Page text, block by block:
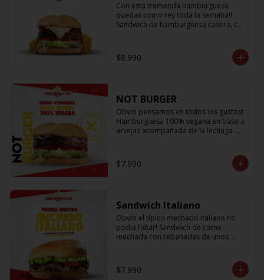
Con esta tremenda hamburguesa
quedas como rey toda la semana!!
Sandwich de hamburguesa casera, con
queso fundido, crujientes papitas hilo
y salsa king... Uff es pero ¡E-X-Q-U-I-S-I-
$8.990
NOT BURGER
Obvio pensamos en todos los gustos!
Hamburguesa 100% vegana en base a
arvejas acompañada de la lechuga
toque crujiente y Not Mayo
$7.990
Sandwich Italiano
Obvio el típico mechado italiano no
podia faltar! Sandwich de carne
mechada con rebanadas de unos
que probaras y para darle el toque
una sutil salsa king 👑
$7.990